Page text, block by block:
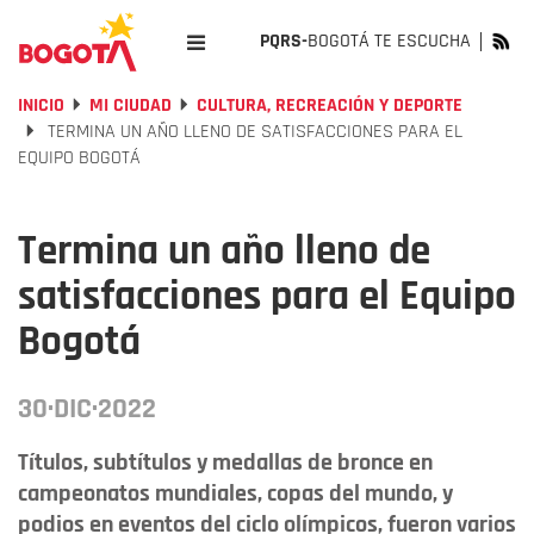
PQRS-BOGOTÁ TE ESCUCHA
INICIO MI CIUDAD
CULTURA, RECREACIÓN Y DEPORTE
TERMINA UN AÑO LLENO DE SATISFACCIONES PARA EL
EQUIPO BOGOTÁ
Termina un año lleno de
satisfacciones para el Equipo
Bogotá
30·DIC·2022
Títulos, subtítulos y medallas de bronce en
campeonatos mundiales, copas del mundo, y
podios en eventos del ciclo olímpicos, fueron varios